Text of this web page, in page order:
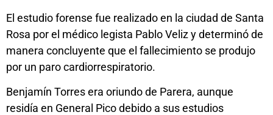
El estudio forense fue realizado en la ciudad de Santa
Rosa por el médico legista Pablo Veliz y determinó de
manera concluyente que el fallecimiento se produjo
por un paro cardiorrespiratorio.
Benjamín Torres era oriundo de Parera, aunque
residía en General Pico debido a sus estudios